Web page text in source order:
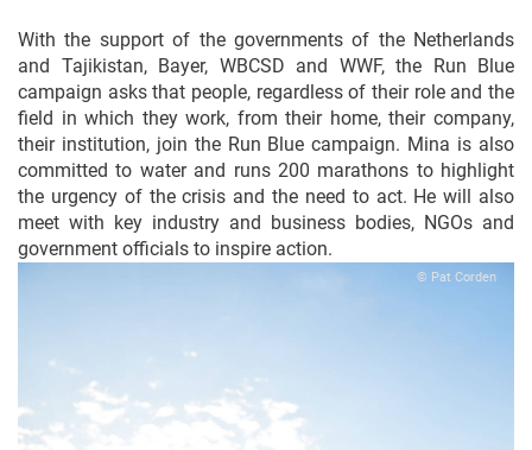
With the support of the governments of the Netherlands
and Tajikistan, Bayer, WBCSD and WWF, the Run Blue
campaign asks that people, regardless of their role and the
field in which they work, from their home, their company,
their institution, join the Run Blue campaign. Mina is also
committed to water and runs 200 marathons to highlight
the urgency of the crisis and the need to act. He will also
meet with key industry and business bodies, NGOs and
government officials to inspire action.
© Pat Corden